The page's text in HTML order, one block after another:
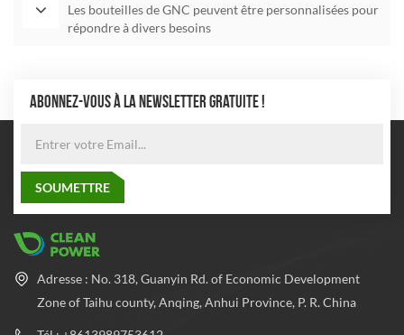
Les bouteilles de GNC peuvent être personnalisées pour
répondre à divers besoins
ABONNEZ-VOUS À LA NEWSLETTER GRATUITE !
Adresse : No. 318, Guanyin Rd. of Economic Development
Zone of Taihu county, Anqing, Anhui Province, P. R. China